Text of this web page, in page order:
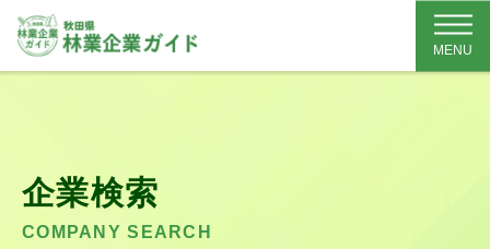
MENU
企業検索
COMPANY SEARCH